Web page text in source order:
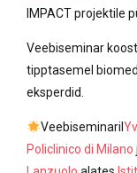
IMPACT projektile
Veebiseminar
tipptasemel
eksperdid.
Veebiseminaril
Policlinico di Milano